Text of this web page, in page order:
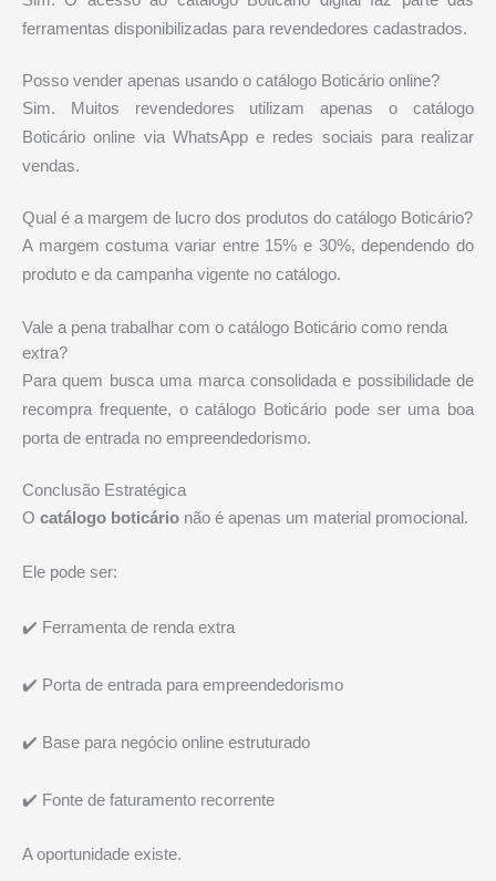
ferramentas disponibilizadas para revendedores cadastrados.
Posso vender apenas usando o catálogo Boticário online?
Sim. Muitos revendedores utilizam apenas o catálogo
Boticário online via WhatsApp e redes sociais para realizar
vendas.
Qual é a margem de lucro dos produtos do catálogo Boticário?
A margem costuma variar entre 15% e 30%, dependendo do
produto e da campanha vigente no catálogo.
Vale a pena trabalhar com o catálogo Boticário como renda
extra?
Para quem busca uma marca consolidada e possibilidade de
recompra frequente, o catálogo Boticário pode ser uma boa
porta de entrada no empreendedorismo.
Conclusão Estratégica
O catálogo boticário não é apenas um material promocional.
Ele pode ser:
✔️ Ferramenta de renda extra
✔️ Porta de entrada para empreendedorismo
✔️ Base para negócio online estruturado
✔️ Fonte de faturamento recorrente
A oportunidade existe.